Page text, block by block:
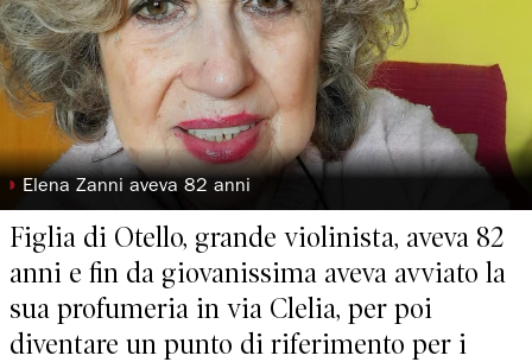
◗ Elena Zanni aveva 82 anni
Figlia di Otello, grande violinista, aveva 82
anni e fin da giovanissima aveva avviato la
sua profumeria in via Clelia, per poi
diventare un punto di riferimento per i